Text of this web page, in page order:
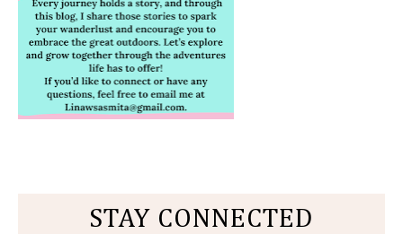
STAY CONNECTED